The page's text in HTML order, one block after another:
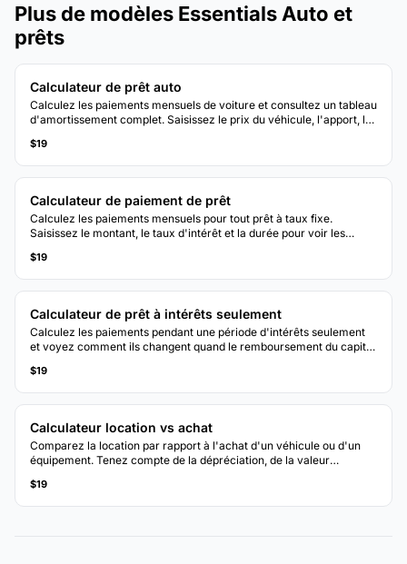
Plus de modèles Essentials Auto et
prêts
Calculateur de prêt auto
Calculez les paiements mensuels de voiture et consultez un tableau
d'amortissement complet. Saisissez le prix du véhicule, l'apport, le
$19
Calculateur de paiement de prêt
Calculez les paiements mensuels pour tout prêt à taux fixe.
Saisissez le montant, le taux d'intérêt et la durée pour voir les
$19
Calculateur de prêt à intérêts seulement
Calculez les paiements pendant une période d'intérêts seulement
et voyez comment ils changent quand le remboursement du capital
standard.
$19
Calculateur location vs achat
Comparez la location par rapport à l'achat d'un véhicule ou d'un
équipement. Tenez compte de la dépréciation, de la valeur
$19